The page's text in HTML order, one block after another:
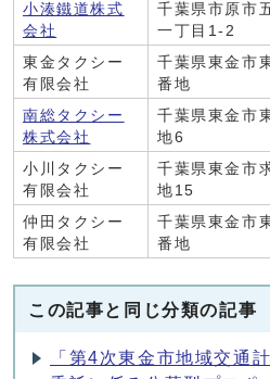
小湊鐵道株式
会社
千葉県市原市
一丁目1-2
東金タクシー
有限会社
千葉県東金市
番地
南総タクシー
株式会社
千葉県東金市
地6
小川タクシー
有限会社
千葉県東金市
地15
仲田タクシー
有限会社
千葉県東金市
番地
この記事と同じ分類の記事
「第4次東金市地域交通